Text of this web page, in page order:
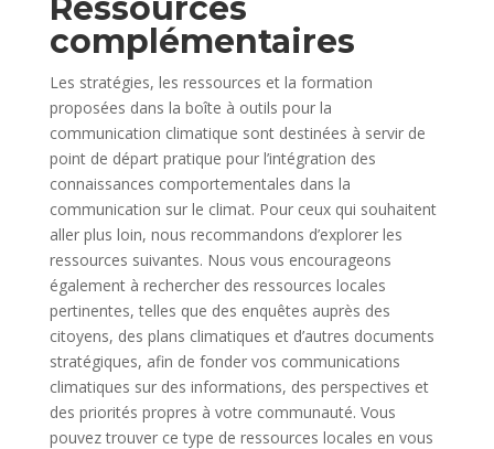
Ressources
complémentaires
Les stratégies, les ressources et la formation
proposées dans la boîte à outils pour la
communication climatique sont destinées à servir de
point de départ pratique pour l’intégration des
connaissances comportementales dans la
communication sur le climat. Pour ceux qui souhaitent
aller plus loin, nous recommandons d’explorer les
ressources suivantes. Nous vous encourageons
également à rechercher des ressources locales
pertinentes, telles que des enquêtes auprès des
citoyens, des plans climatiques et d’autres documents
stratégiques, afin de fonder vos communications
climatiques sur des informations, des perspectives et
des priorités propres à votre communauté. Vous
pouvez trouver ce type de ressources locales en vous